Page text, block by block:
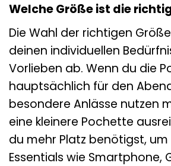
Welche Größe ist die
Die Wahl der richtigen
deinen individuellen
Vorlieben ab. Wenn du die
hauptsächlich für den
besondere Anlässe nutzen
eine kleinere Pochette
du mehr Platz benötigst, um
Essentials wie Smartphone,